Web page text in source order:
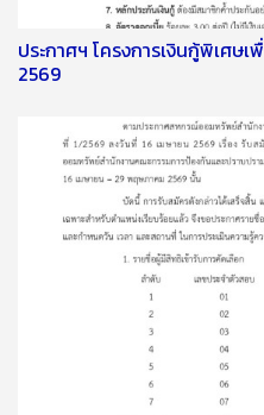
ประกาศฯ โครงการเงินกู้พิเศษ
2569